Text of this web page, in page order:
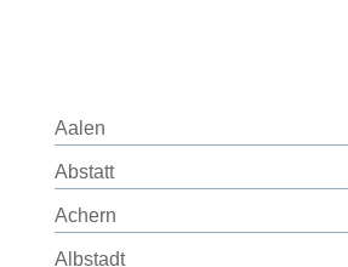
Aalen
Abstatt
Achern
Albstadt